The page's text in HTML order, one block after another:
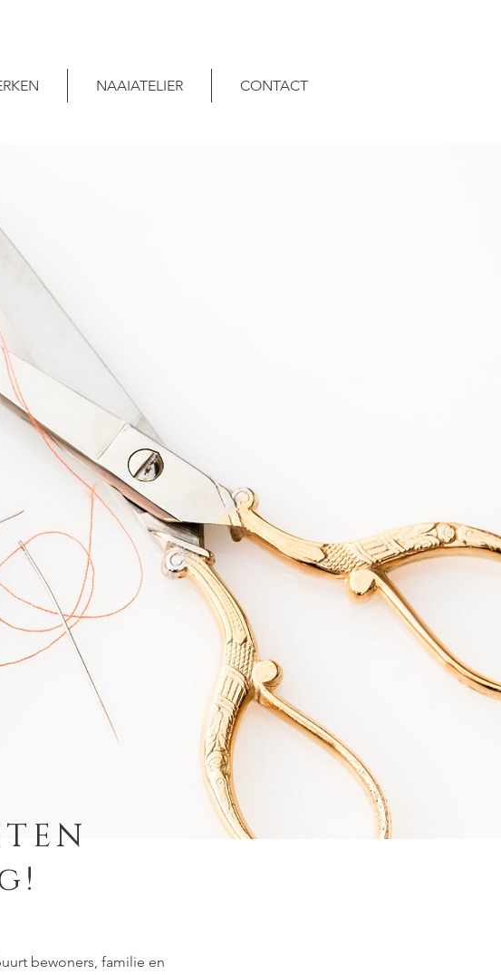
NAAIATELIER CONTACT
bewoners, familie en